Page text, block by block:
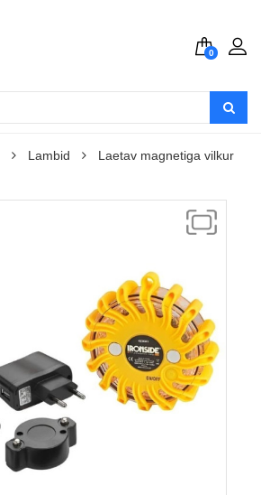
0
Lambid
Laetav magnetiga vilkur